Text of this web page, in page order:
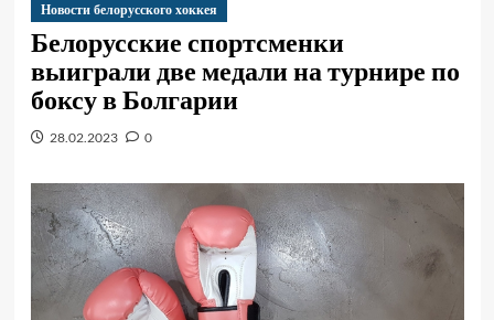
Новости белорусского хоккея
Белорусские спортсменки
выиграли две медали на турнире по
боксу в Болгарии
28.02.2023 0